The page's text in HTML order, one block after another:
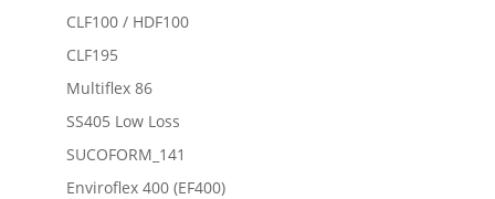
CLF100 / HDF100
CLF195
Multiflex 86
SS405 Low Loss
SUCOFORM_141
Enviroflex 400 (EF400)